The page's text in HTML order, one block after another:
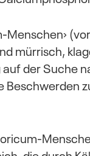
mürrisch,
der Suche
Beschwerden